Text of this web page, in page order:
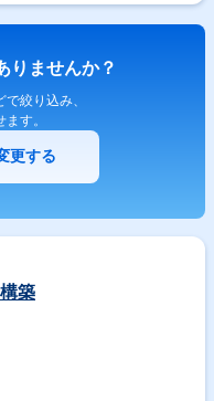
りませんか？
絞り込み、
す。
更する
築